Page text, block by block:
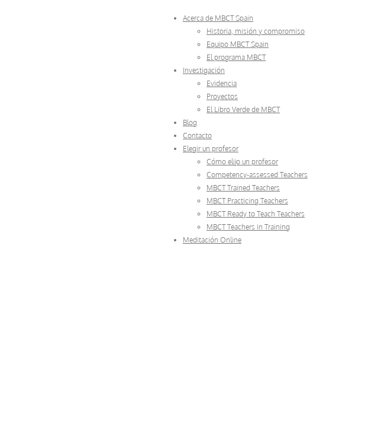
Acerca de MBCT Spain
Historia, misión y compromiso
Equipo MBCT Spain
El programa MBCT
Investigación
Evidencia
Proyectos
El Libro Verde de MBCT
Blog
Contacto
Elegir un profesor
Cómo elijo un profesor
Competency-assessed Teachers
MBCT Trained Teachers
MBCT Practicing Teachers
MBCT Ready to Teach Teachers
MBCT Teachers in Training
Meditación Online